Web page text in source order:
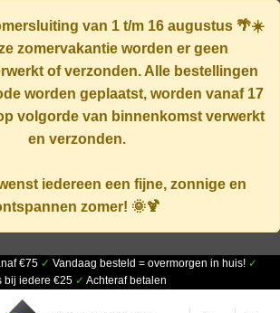
van 1 t/m 16 augustus 🌴☀️
zomervakantie worden er geen
of verzonden. Alle bestellingen
worden geplaatst, worden vanaf 17
volgorde van binnenkomst verwerkt
en verzonden.
iedereen een fijne, zonnige en
zomer! 🌞🍹
€75 ✓ Vandaag besteld = overmorgen in huis! ✓
bij iedere €25 ✓ Achteraf betalen